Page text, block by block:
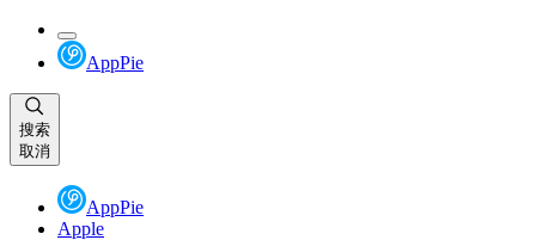
AppPie
搜索
取消
AppPie
Apple